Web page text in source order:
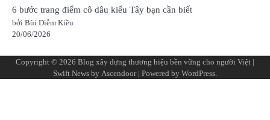
6 bước trang điểm cô dâu kiểu Tây bạn cần biết
bởi Bùi Diễm Kiều
20/06/2026
Copyright © 2026 Blog xây dựng thương hiệu bền vững cho người Việt |
Swift News by Ascendoor| Powered by WordPress.